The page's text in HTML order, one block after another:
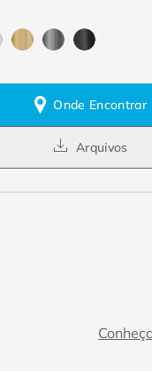
Onde Encontrar
Arquivos